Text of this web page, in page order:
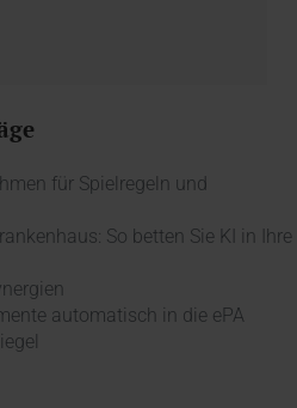
für Spielregeln und
So betten Sie KI in Ihre
automatisch in die ePA